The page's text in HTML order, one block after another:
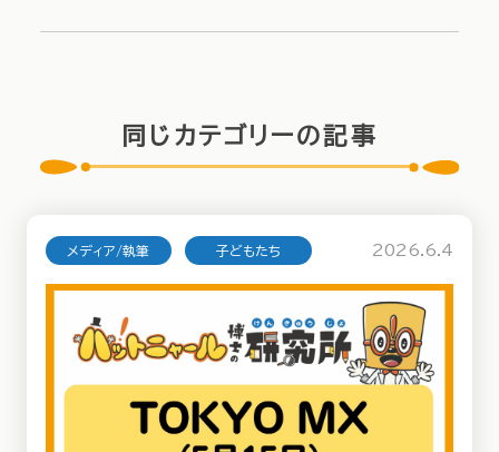
同じカテゴリーの記事
メディア/執筆 子どもたち 2026.6.4